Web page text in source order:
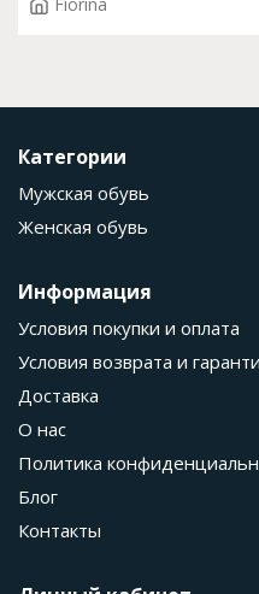
Категории
Мужская обувь
Женская обувь
Информация
Условия покупки и оплата
Условия возврата и
Доставка
О нас
Политика
Блог
Контакты